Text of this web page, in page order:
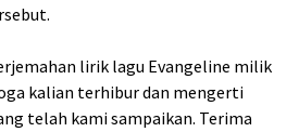
lirik lagu Evangeline milik
kalian terhibur dan mengerti
telah kami sampaikan. Terima